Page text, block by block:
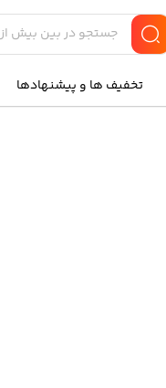
تخفیف ها و پیشنهادها